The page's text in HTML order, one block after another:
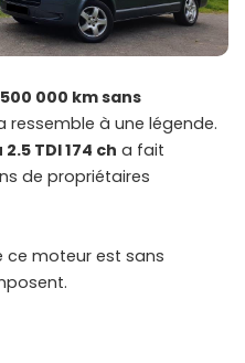
000 km sans
ressemble à une légende.
TDI 174 ch a fait
de propriétaires
ce moteur est sans